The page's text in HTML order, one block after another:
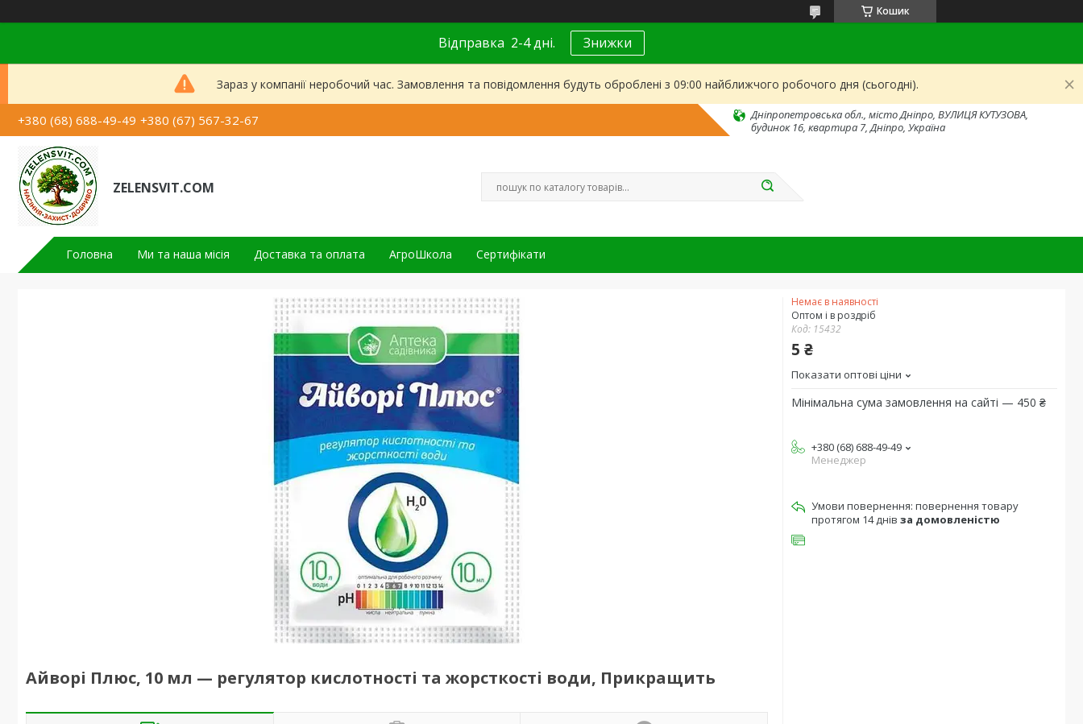
Кошик
Відправка 2-4 дні. Знижки
Зараз у компанії неробочий час. Замовлення та повідомлення будуть оброблені з 09:00 найближчого робочого дня (сьогодні).
+380 (68) 688-49-49 +380 (67) 567-32-67
Дніпропетровська обл., місто Дніпро, ВУЛИЦЯ КУТУЗОВА,
будинок 16, квартира 7, Дніпро, Україна
ZELENSVIT.COM
Головна Ми та наша місія Доставка та оплата АгроШкола Сертифікати
Айворі Плюс, 10 мл — регулятор кислотності та жорсткості води, Прикращить
Немає в наявності
Оптом і в роздріб
Код: 15432
5 ₴
Показати оптові ціни
Мінімальна сума замовлення на сайті — 450 ₴
+380 (68) 688-49-49
Менеджер
повернення товару
протягом 14 днів за домовленістю